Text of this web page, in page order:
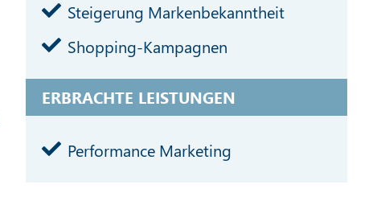
Steigerung Markenbekanntheit
Shopping-Kampagnen
ERBRACHTE LEISTUNGEN
Performance Marketing